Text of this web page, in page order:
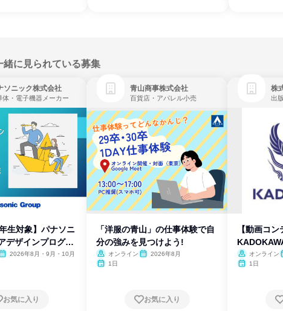
緒に見られている募集
ソニック株式会社
体・電子機器メーカー
生対象】パナソニ
デザインプログラ
2026年8月・9月・10月
お気に入り
青山商事株式会社
百貨店・アパレル小売
「洋服の青山」の仕事体験で自
分の強みを見つけよう!
オンライン
2026年8月
1日
お気に入り
株
出
【動画コ
オンライン
1日